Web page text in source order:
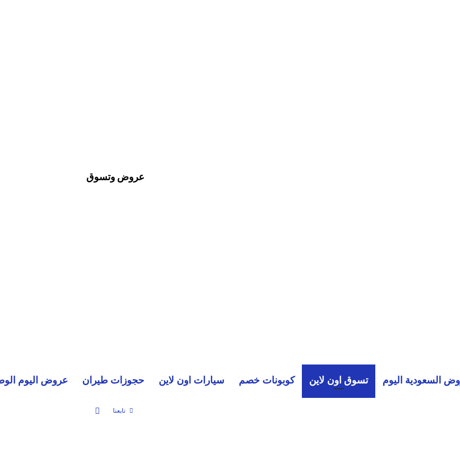
عروض وتسوق
السعودية اليوم تسوق اون لاين كوبونات خصم سيارات اون لاين حجوزات طيران عروض اليوم
تابعنا